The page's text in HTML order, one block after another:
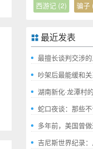
西游记 (2) 骗子
最近发表
最擅长谈判交涉
吵架后最能缓和
湖南新化·龙潭村
蛇口夜谈：那些
多年前，美国曾
年，结果如何?
吉尼斯世界纪录